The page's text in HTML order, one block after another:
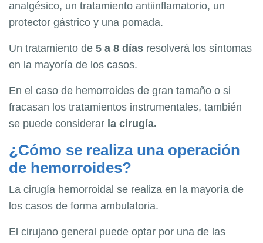
analgésico, un tratamiento antiinflamatorio, un
protector gástrico y una pomada.
Un tratamiento de 5 a 8 días resolverá los síntomas
en la mayoría de los casos.
En el caso de hemorroides de gran tamaño o si
fracasan los tratamientos instrumentales, también
se puede considerar la cirugía.
¿Cómo se realiza una operación
de hemorroides?
La cirugía hemorroidal se realiza en la mayoría de
los casos de forma ambulatoria.
El cirujano general puede optar por una de las